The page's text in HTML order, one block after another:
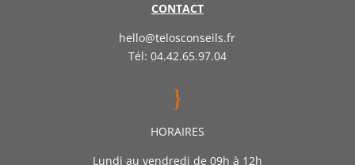
CONTACT
hello@telosconseils.fr
Tél: 04.42.65.97.04
}
HORAIRES
Lundi au vendredi de 09h à 12h